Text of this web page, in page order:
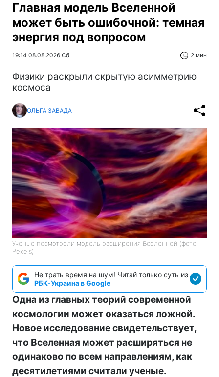
Главная модель Вселенной
может быть ошибочной: темная
энергия под вопросом
19:14 08.08.2026 Сб 2 мин
Физики раскрыли скрытую асимметрию
космоса
ОЛЬГА ЗАВАДА
Ученые посмотрели модель расширения Вселенной (фото:
Pexels)
Не трать время на шум! Читай только суть из
РБК-Украина в Google
Одна из главных теорий современной
космологии может оказаться ложной.
Новое исследование свидетельствует,
что Вселенная может расширяться не
одинаково по всем направлениям, как
десятилетиями считали ученые.